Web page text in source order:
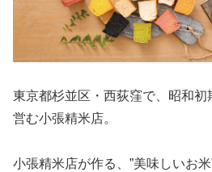
東京都杉並区・西荻窪で、昭和
営む小張精米店。
小張精米店が作る、”美味しいお